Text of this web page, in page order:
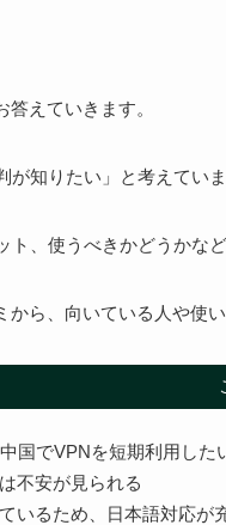
えていきます。
が知りたい」と考えてい
ト、使うべきかどうかな
から、向いている人や使
中国でVPNを短期利用した
不安が見られる
いるため、日本語対応が